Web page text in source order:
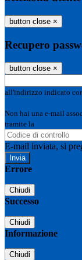
button close ×
Recupero
button close ×
all'indirizzo indicato
Non hai una e-mail
tramite la
E-mail inviata, si
Errore
Chiudi
Successo
Chiudi
Informazione
Chiudi